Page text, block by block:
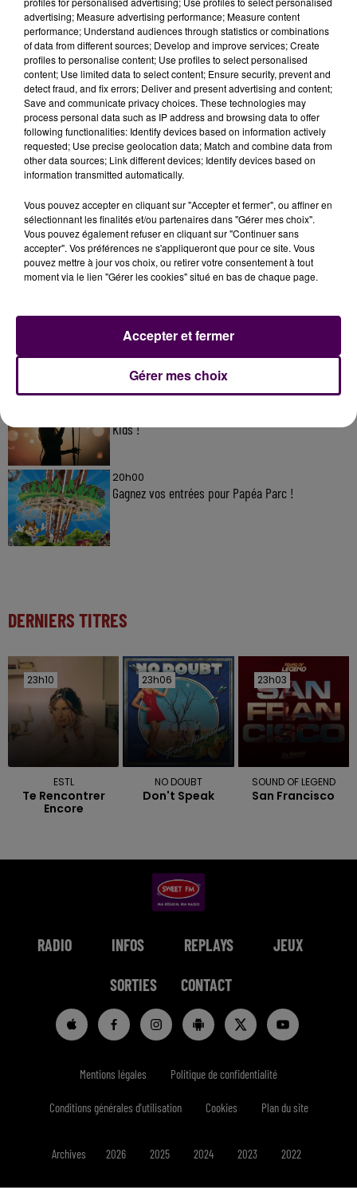
de permis. Il était par ailleursen état d'ébriétéau
moment des faits. Il devra s'expliquer devant la justice
dans le cadre d’une"comparution sur
reconnaissance préalable de culpabilité"prévue le
16 février 2027.
À LA UNE
20h00
Gagnez vos pass pour le V and B Fest' 2026 !
11 juillet 2026
Kids !
20h00
Gagnez vos entrées pour Papéa Parc !
DERNIERS TITRES
23h10
23h10
ESTL
Te Rencontrer
Encore
23h06
23h06
NO DOUBT
Don't Speak
23h03
23h03
SOUND OF LEGEND
San Francisco
RADIO INFOS REPLAYS JEUX
SORTIES CONTACT
Mentions légales Politique de confidentialité
Conditions générales d'utilisation Cookies Plan du site
Archives 2026 2025 2024 2023 2022
advertising; Measure advertising performance; Measure content
performance; Understand audiences through statistics or combinations
of data from different sources; Develop and improve services; Create
profiles to personalise content; Use profiles to select personalised
content; Use limited data to select content; Ensure security, prevent and
detect fraud, and fix errors; Deliver and present advertising and content;
Save and communicate privacy choices. These technologies may
process personal data such as IP address and browsing data to offer
following functionalities: Identify devices based on information actively
requested; Use precise geolocation data; Match and combine data from
other data sources; Link different devices; Identify devices based on
information transmitted automatically.
Vous pouvez accepter en cliquant sur "Accepter et fermer", ou affiner en
sélectionnant les finalités et/ou partenaires dans "Gérer mes choix".
Vous pouvez également refuser en cliquant sur "Continuer sans
accepter". Vos préférences ne s'appliqueront que pour ce site. Vous
pouvez mettre à jour vos choix, ou retirer votre consentement à tout
moment via le lien "Gérer les cookies" situé en bas de chaque page.
Gérer mes choix
Accepter et fermer